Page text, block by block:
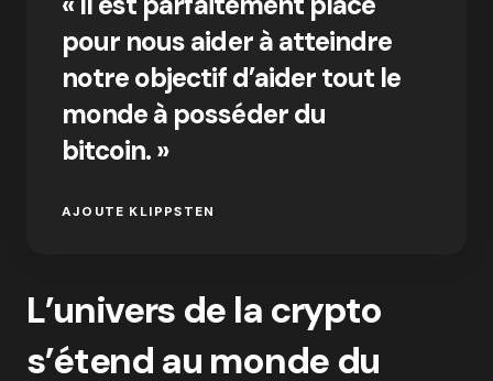
pour nous aider à atteindre
notre objectif d’aider tout le
monde à posséder du
bitcoin. »
AJOUTE KLIPPSTEN
L’univers de la crypto
s’étend au monde du